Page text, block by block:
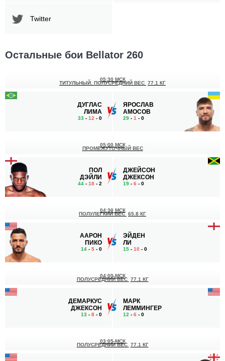
Twitter
Остальные бои Bellator 260
ДУГЛАС
ЛИМА
33 - 12 - 0
05:30 МСК
ТИТУЛЬНЫЙ. ПОЛУСРЕДНИЙ ВЕС 77.1 КГ
ЯРОСЛАВ
АМОСОВ
29 - 1 - 0
ПОЛ
ДЭЙЛИ
44 - 18 - 2
05:00 МСК
ПРОМЕЖУТОЧНЫЙ ВЕС
ДЖЕЙСОН
ДЖЕКСОН
19 - 6 - 0
ААРОН
ПИКО
14 - 5 - 0
04:30 МСК
ПОЛУЛЕГКИЙ ВЕС 65.8 КГ
ЭЙДЕН
ЛИ
15 - 10 - 0
ДЕМАРКУС
ДЖЕКСОН
13 - 8 - 0
04:00 МСК
ПОЛУСРЕДНИЙ ВЕС 77.1 КГ
МАРК
ЛЕММИНГЕР
12 - 6 - 0
03:05 МСК
ПОЛУСРЕДНИЙ ВЕС 77.1 КГ